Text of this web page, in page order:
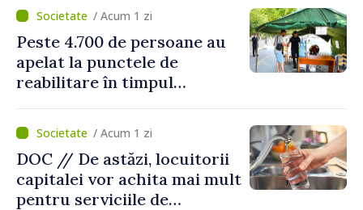
/ Acum 1 zi
Peste 4.700 de persoane au
apelat la punctele de
reabilitare în timpul
/ Acum 1 zi
DOC // De astăzi, locuitorii
capitalei vor achita mai mult
pentru serviciile de